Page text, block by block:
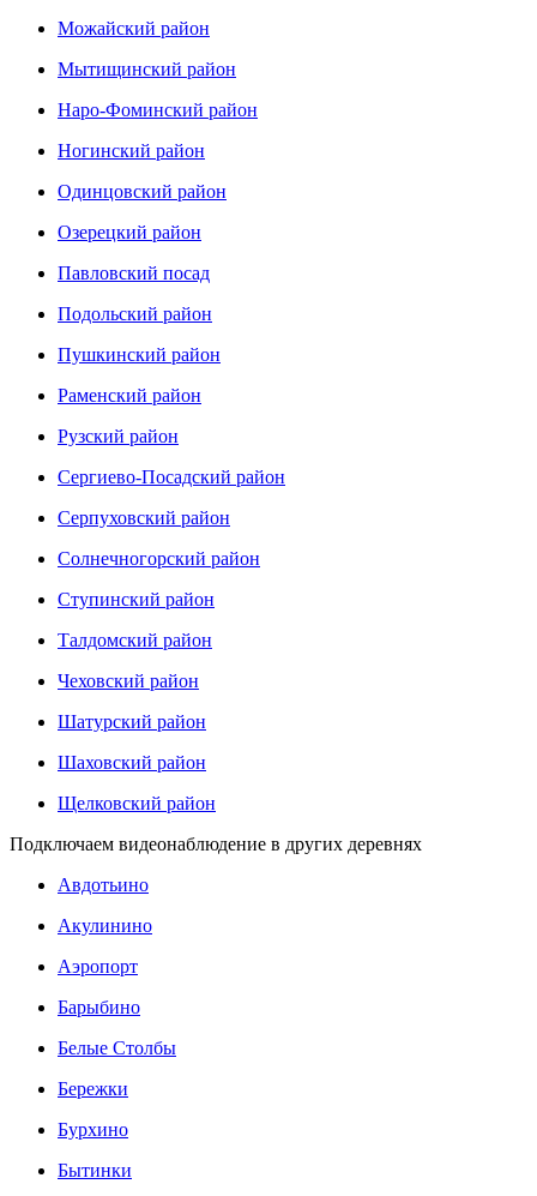
Можайский район
Мытищинский район
Наро-Фоминский район
Ногинский район
Одинцовский район
Озерецкий район
Павловский посад
Подольский район
Пушкинский район
Раменский район
Рузский район
Сергиево-Посадский район
Серпуховский район
Солнечногорский район
Ступинский район
Талдомский район
Чеховский район
Шатурский район
Шаховский район
Щелковский район
Подключаем видеонаблюдение в других деревнях
Авдотьино
Акулинино
Аэропорт
Барыбино
Белые Столбы
Бережки
Бурхино
Бытинки